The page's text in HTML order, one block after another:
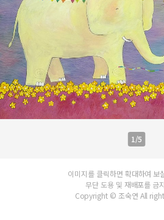
1/5
이미지를 클릭하면 확대하여 보
무단 도용 및 재배포를 금
Copyright © 조숙연 All